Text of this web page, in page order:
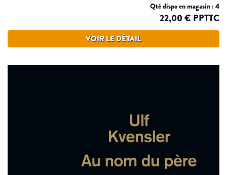
Qté dispo en magasin : 4
22,00 € PPTTC
VOIR LE DÉTAIL